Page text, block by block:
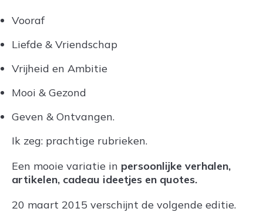
Vooraf
Liefde & Vriendschap
Vrijheid en Ambitie
Mooi & Gezond
Geven & Ontvangen.
Ik zeg: prachtige rubrieken.
Een mooie variatie in persoonlijke verhalen,
artikelen, cadeau ideetjes en quotes.
20 maart 2015 verschijnt de volgende editie.